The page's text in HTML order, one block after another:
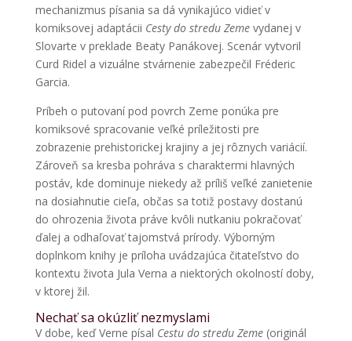
mechanizmus písania sa dá vynikajúco vidieť v
komiksovej adaptácii Cesty do stredu Zemevydanej v
Slovarte v preklade Beaty Panákovej. Scenár vytvoril
Curd Ridel a vizuálne stvárnenie zabezpečil Fréderic
Garcia.
Príbeh o putovaní pod povrch Zeme ponúka pre
komiksové spracovanie veľké príležitosti pre
zobrazenie prehistorickej krajiny a jej rôznych variácií.
Zároveň sa kresba pohráva s charaktermi hlavných
postáv, kde dominuje niekedy až príliš veľké zanietenie
na dosiahnutie cieľa, občas sa totiž postavy dostanú
do ohrozenia života práve kvôli nutkaniu pokračovať
ďalej a odhaľovať tajomstvá prírody. Výborným
doplnkom knihy je príloha uvádzajúca čitateľstvo do
kontextu života Jula Verna a niektorých okolností doby,
v ktorej žil.
Nechať sa okúzliť nezmyslami
V dobe, keď Verne písal Cestu do stredu Zeme(originál